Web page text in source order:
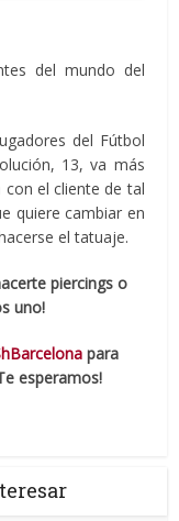
del mundo del
del Fútbol
13, va más
el cliente de tal
quiere cambiar en
el tatuaje.
piercings o
uno!
para
esperamos!